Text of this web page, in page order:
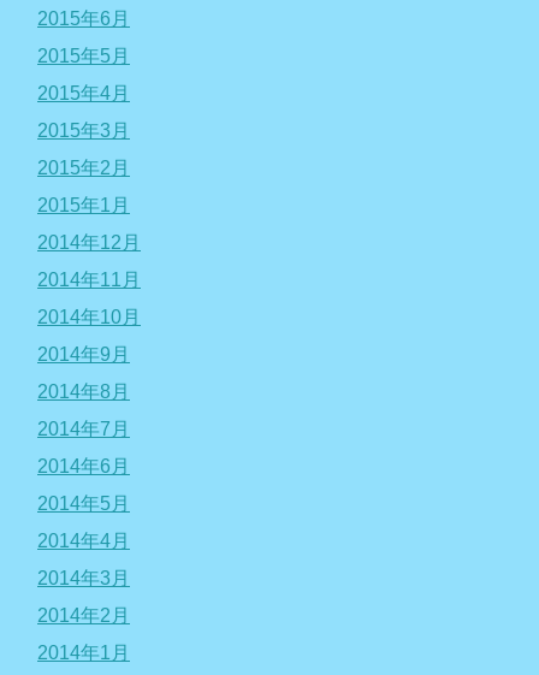
2015年6月
2015年5月
2015年4月
2015年3月
2015年2月
2015年1月
2014年12月
2014年11月
2014年10月
2014年9月
2014年8月
2014年7月
2014年6月
2014年5月
2014年4月
2014年3月
2014年2月
2014年1月